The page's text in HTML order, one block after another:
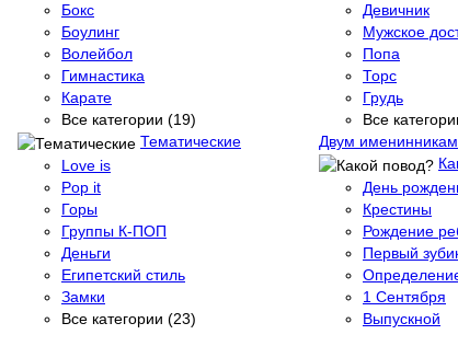
Бокс
Боулинг
Волейбол
Гимнастика
Карате
Все категории (19)
Девичник
Мужское
Попа
Торс
Грудь
Все
Тематические
Love is
Pop it
Горы
Группы К-ПОП
Деньги
Египетский стиль
Замки
Все категории (23)
Двум именинникам
День
Крестины
Рождение
Первый
1 Сентября
Выпускной